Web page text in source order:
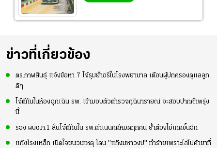
ข่าวที่เกี่ยวข้อง
ตร.กาฬสินธุ์ แจ้งข้อหา 7 โจ๋รุมยำอริในโรงพยาบาล เตือนผู้ปกครองดูแลลูก
ดีๆ
โจ๋ตีกันในห้องฉุกเฉิน รพ. เข้ามอบตัวตำรวจกุฉินารายณ์ จะสอบปากคำพรุ่ง
นี้
รอง ผบช.ภ.1 ลั่นโจ๋ตีกันใน รพ.ดำเนินคดีหมดทุกคน ย้ำต้องไม่เกิดขึ้นอีก
แก๊งโรงเหล็ก เปิดใจชนวนเหตุ โดน "แก๊งมหาวงษ์" ทำร้ายเพราะไล่ไปค้ายาที่